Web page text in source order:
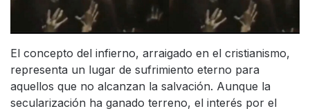
El concepto del infierno, arraigado en el cristianismo,
representa un lugar de sufrimiento eterno para
aquellos que no alcanzan la salvación. Aunque la
secularización ha ganado terreno, el interés por el